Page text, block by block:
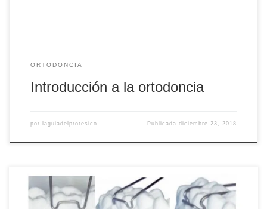
ORTODONCIA
Introducción a la ortodoncia
por laguiadelprotesico Publicadadiciembre 23, 2018